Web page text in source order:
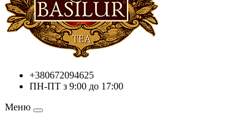
+380672094625
ПН-ПТ з 9:00 до 17:00
Меню